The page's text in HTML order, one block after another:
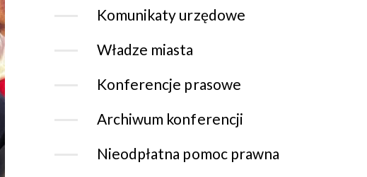
Komunikaty urzędowe
Władze miasta
Konferencje prasowe
Archiwum konferencji
Nieodpłatna pomoc prawna